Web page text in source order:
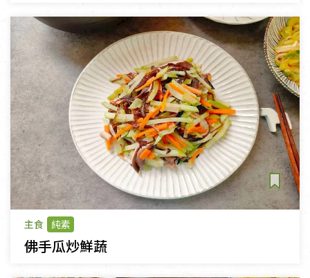
主食 純素
佛手瓜炒鮮蔬